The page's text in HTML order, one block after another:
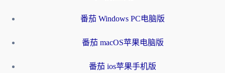
番茄 Windows PC电脑版
番茄 macOS苹果电脑版
番茄 ios苹果手机版